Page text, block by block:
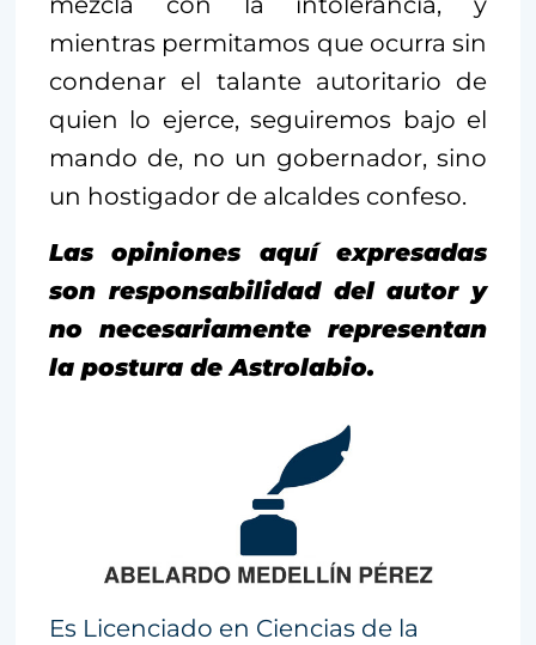
mientras permitamos que ocurra sin
condenar el talante autoritario de
quien lo ejerce, seguiremos bajo el
mando de, no un gobernador, sino
un hostigador de alcaldes confeso.
Las opiniones aquí expresadas
son responsabilidad del autor y
no necesariamente representan
la postura de Astrolabio.
Es Licenciado en Ciencias de la